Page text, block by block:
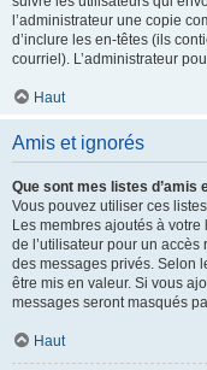
l’administrateur une copie
d’inclure les en-têtes (ils
courriel). L’administrateur
Haut
Amis et ignorés
Que sont mes listes d’amis
Vous pouvez utiliser ces
Les membres ajoutés à
de l’utilisateur pour un
des messages privés. Selon
être mis en valeur. Si vous
messages seront masqués
Haut